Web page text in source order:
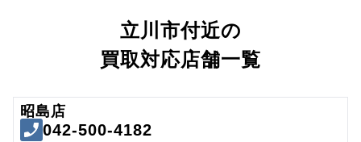
立川市付近の
買取対応店舗一覧
昭島店
042-500-4182